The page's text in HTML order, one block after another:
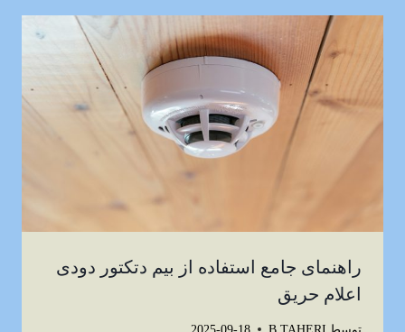
راهنمای جامع استفاده از بیم دتکتور دودی
اعلام حریق